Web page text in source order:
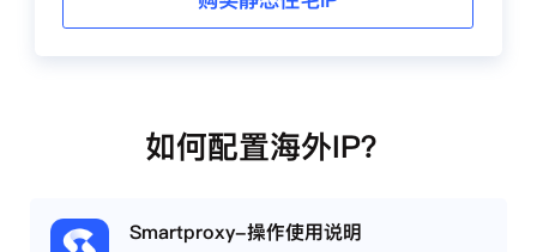
如何配置海外IP？
Smartproxy-操作使用说明